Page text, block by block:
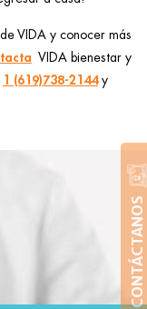
CONTÁCTANOS
VIDA y conocer más
VIDA bienestar y
1 (619)738-2144y